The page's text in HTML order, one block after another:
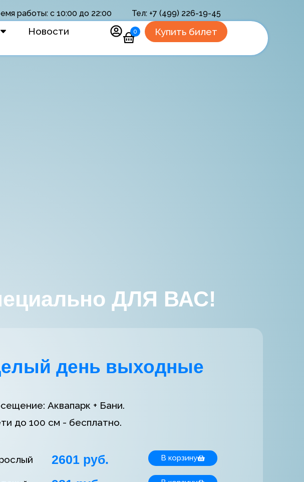
работы: с 10:00 до 22:00 Тел: +7 (499) 226-19-45
Новости 0 Купить билет
ДЛЯ ВАС!
день выходные
Аквапарк + Бани.
до 100 см - бесплатно.
2601 руб. В корзину